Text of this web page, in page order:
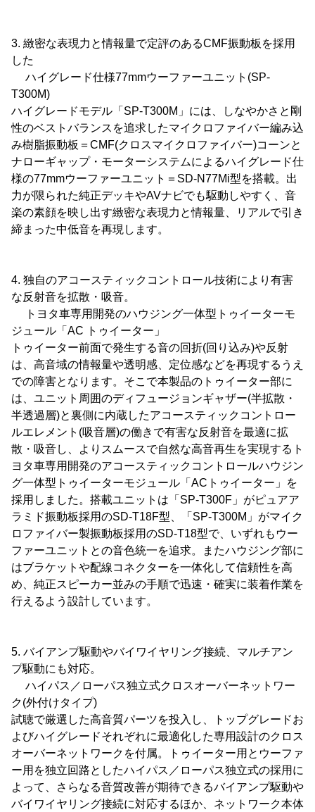
3. 緻密な表現力と情報量で定評のあるCMF振動板を採用
した
ハイグレード仕様77mmウーファーユニット(SP-
T300M)
ハイグレードモデル「SP-T300M」には、しなやかさと剛
性のベストバランスを追求したマイクロファイバー編み込
み樹脂振動板＝CMF(クロスマイクロファイバー)コーンと
ナローギャップ・モーターシステムによるハイグレード仕
様の77mmウーファーユニット＝SD-N77Mi型を搭載。出
力が限られた純正デッキやAVナビでも駆動しやすく、音
楽の素顔を映し出す緻密な表現力と情報量、リアルで引き
締まった中低音を再現します。
4. 独自のアコースティックコントロール技術により有害
な反射音を拡散・吸音。
トヨタ車専用開発のハウジング一体型トゥイーターモ
ジュール「AC トゥイーター」
トゥイーター前面で発生する音の回折(回り込み)や反射
は、高音域の情報量や透明感、定位感などを再現するうえ
での障害となります。そこで本製品のトゥイーター部に
は、ユニット周囲のディフュージョンギャザー(半拡散・
半透過層)と裏側に内蔵したアコースティックコントロー
ルエレメント(吸音層)の働きで有害な反射音を最適に拡
散・吸音し、よりスムースで自然な高音再生を実現するト
ヨタ車専用開発のアコースティックコントロールハウジン
グ一体型トゥイーターモジュール「ACトゥイーター」を
採用しました。搭載ユニットは「SP-T300F」がピュアア
ラミド振動板採用のSD-T18F型、「SP-T300M」がマイク
ロファイバー製振動板採用のSD-T18型で、いずれもウー
ファーユニットとの音色統一を追求。またハウジング部に
はブラケットや配線コネクターを一体化して信頼性を高
め、純正スピーカー並みの手順で迅速・確実に装着作業を
行えるよう設計しています。
5. バイアンプ駆動やバイワイヤリング接続、マルチアン
プ駆動にも対応。
ハイパス／ローパス独立式クロスオーバーネットワー
ク(外付けタイプ)
試聴で厳選した高音質パーツを投入し、トップグレードお
よびハイグレードそれぞれに最適化した専用設計のクロス
オーバーネットワークを付属。トゥイーター用とウーファ
ー用を独立回路としたハイパス／ローパス独立式の採用に
よって、さらなる音質改善が期待できるバイアンプ駆動や
バイワイヤリング接続に対応するほか、ネットワーク本体